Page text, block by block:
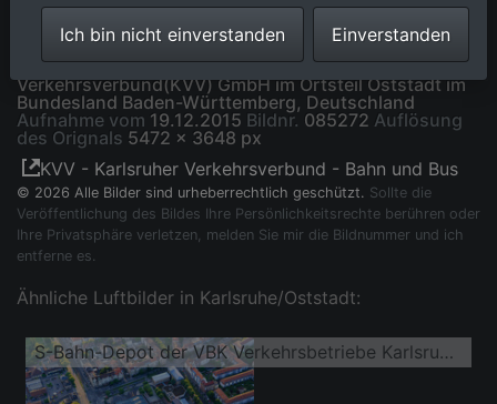
Strassenbahndepot des Karlsruher
Verkehrsverbund(KVV) GmbH im Ortsteil Oststadt im
Bundesland Baden-Württemberg, Deutschland
Aufnahme vom 19.12.2015 Bildnr. 085272 Auflösung
des Orignals 5472 x 3648 px
KVV - Karlsruher Verkehrsverbund - Bahn und Bus
© 2026 Alle Bilder sind urheberrechtlich geschützt. Sollte die
Veröffentlichung des Bildes Ihre Persönlichkeitsrechte berühren oder
Ihre Privatsphäre verletzen, melden Sie mir die Bildnummer und ich
entferne es.
Ähnliche Luftbilder in Karlsruhe/Oststadt:
S-Bahn-Depot der VBK Verkehrsbetriebe Karlsruhe GmbH in der Tullastr
Ich bin nicht einverstanden Einverstanden